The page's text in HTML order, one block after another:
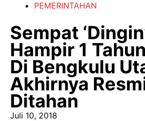
PEMERINTAHAN
Sempat
Hampir 1
Di Bengkulu
Akhirnya
Ditahan
Juli 10, 2018